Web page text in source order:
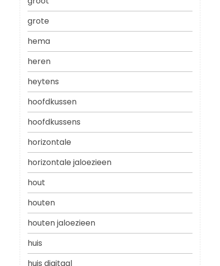
grote
hema
heren
heytens
hoofdkussen
hoofdkussens
horizontale
horizontale jaloezieen
hout
houten
houten jaloezieen
huis
huis digitaal